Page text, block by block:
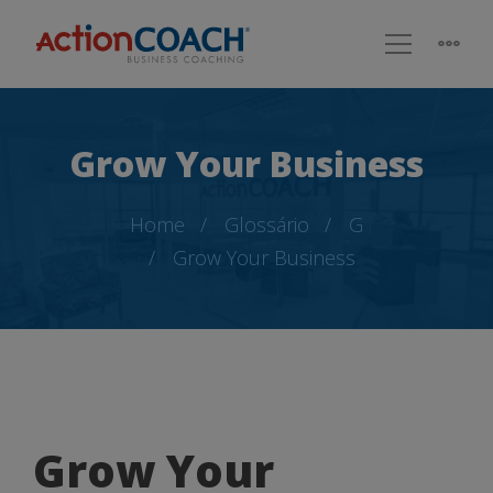
Grow Your Business
Home Glossário
G
Grow Your Business
Grow
Grow Your